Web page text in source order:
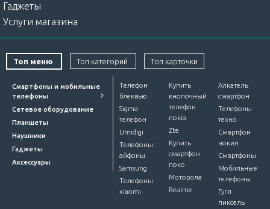
Гаджеты
Услуги магазина
Топ меню Топ категорий Топ карточки
Смартфоны и мобильные
телефоны
Сетевое оборудование
Планшеты
Наушники
Гаджеты
Аксессуары
Телефон
блеквью
Sigma
телефон
Umidigi
Телефоны
айфоны
Samsung
Телефоны
xiaomi
Купить
кнопочный
телефон
nokia
Zte
Купить
смартфон
поко
Моторола
Realme
Алкатель
смартфон
Телефоны
техно
Смартфон
нокия
Смартфоны
Мобильные
телефоны
Гугл
пиксель